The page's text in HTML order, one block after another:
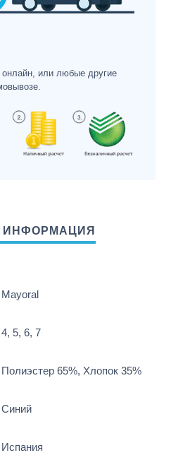
или любые другие
Mayoral
4, 5, 6, 7
Полиэстер 65%, Хлопок 35%
Синий
Испания